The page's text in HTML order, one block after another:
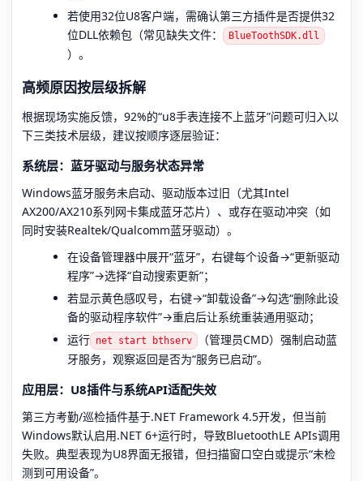
若使用32位U8客户端，需确认第三方插件是否提供32
位DLL依赖包（常见缺失文件：
BlueToothSDK.dll
）。
高频原因按层级拆解
根据现场实施反馈，92%的“u8手表连接不上蓝牙”问题可归入以
下三类技术层级，建议按顺序逐层验证：
系统层：蓝牙驱动与服务状态异常
Windows蓝牙服务未启动、驱动版本过旧（尤其Intel
AX200/AX210系列网卡集成蓝牙芯片）、或存在驱动冲突（如
同时安装Realtek/Qualcomm蓝牙驱动）。
在设备管理器中展开“蓝牙”，右键每个设备→“更新驱动
程序”→选择“自动搜索更新”；
若显示黄色感叹号，右键→“卸载设备”→勾选“删除此设
备的驱动程序软件”→重启后让系统重装通用驱动；
运行 net start bthserv
（管理员CMD）强制启动蓝
牙服务，观察返回是否为“服务已启动”。
应用层：U8插件与系统API适配失效
第三方考勤/巡检插件基于.NET Framework 4.5开发，但当前
Windows默认启用.NET 6+运行时，导致BluetoothLE APIs调用
失败。典型表现为U8界面无报错，但扫描窗口空白或提示“未检
测到可用设备”。